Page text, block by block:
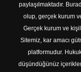
paylaşılmaktadır.
olup, gerçek kurum
Gerçek kurum ve
Sitemiz, kar amacı
platformudur.
düşündüğünüz